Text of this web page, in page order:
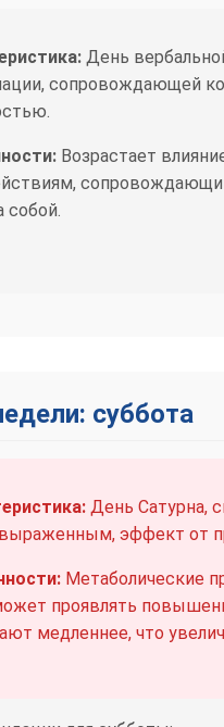
День
сопровождающей
Возрастает
собой.
суббота
День Сатурна,
эффект от
Метаболические
проявлять
медленнее, что